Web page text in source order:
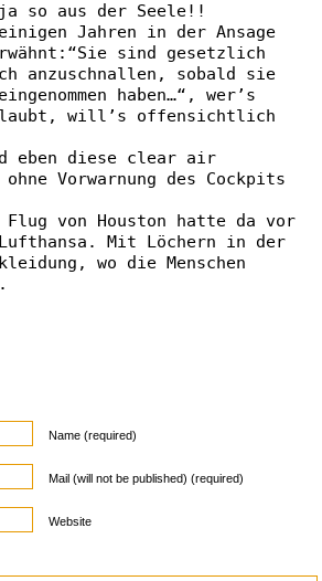
so aus der Seele!!
Jahren in der Ansage
sind gesetzlich
anzuschnallen, sobald sie
haben…“, wer’s
will’s offensichtlich
eben diese clear air
Vorwarnung des Cockpits
Flug von Houston hatte da vor
Mit Löchern in der
wo die Menschen
Name (required)
Mail (will not be published) (required)
Website